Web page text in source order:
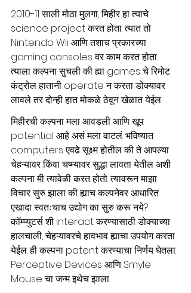
2010-11 साली मोठा मुलगा, मिहीर हा त्याचे
science project करत होता. त्यात तो
Nintendo Wii आणि तशाच प्रकारच्या
gaming consoles वर काम करत होता.
त्याला कल्पना सुचली की ह्या games चे रिमोट
कंट्रोल हातानी operate न करता डोक्यावर
लावले तर दोन्ही हात मोकळे ठेवून खेळात येईल.
मिहीरची कल्पना मला आवडली आणि खूप
potential आहे असं मला वाटलं. भविष्यात
computers एवढे सूक्ष्म होतील की ते आपल्या
चेहऱ्यावर किंवा चष्म्यावर सुद्धा लावता येतील अशी
कल्पना मी त्यावेळी करत होतो. त्यावरून माझा
विचार सुरु झाला की ह्याच कल्पनेवर आधारित
एखादा स्वतःचाच उद्योग का सुरु करू नये?
कॉम्प्युटर्स शी interact करण्यासाठी डोक्याच्या
हालचाली, चेहऱ्यावरचे हावभाव ह्याचा उपयोग करता
येईल. ही कल्पना patent करण्याचा निर्णय घेतला.
Perceptive Devices आणि Smyle
Mouse चा जन्म इथेच झाला.